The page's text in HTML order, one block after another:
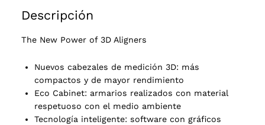
Descripción
The New Power of 3D Aligners
Nuevos cabezales de medición 3D: más
compactos y de mayor rendimiento
Eco Cabinet: armarios realizados con material
respetuoso con el medio ambiente
Tecnología inteligente: software con gráficos